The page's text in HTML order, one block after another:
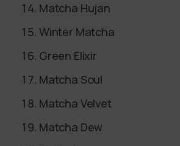
Matcha Hujan
Winter Matcha
Green Elixir
Matcha Soul
Matcha Velvet
Matcha Dew